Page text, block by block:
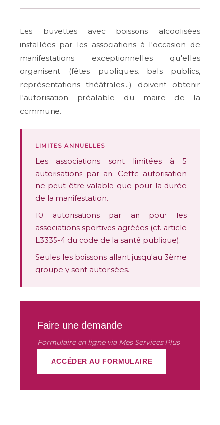
Les buvettes avec boissons alcoolisées
installées par les associations à l'occasion de
manifestations exceptionnelles qu'elles
organisent (fêtes publiques, bals publics,
représentations théâtrales...) doivent obtenir
l'autorisation préalable du maire de la
commune.
LIMITES ANNUELLES
Les associations sont limitées à 5
autorisations par an. Cette autorisation
ne peut être valable que pour la durée
de la manifestation.
10 autorisations par an pour les
associations sportives agréées (cf. article
L3335-4 du code de la santé publique).
Seules les boissons allant jusqu'au 3ème
groupe y sont autorisées.
Faire une demande
Formulaire en ligne via Mes Services Plus
ACCÉDER AU FORMULAIRE